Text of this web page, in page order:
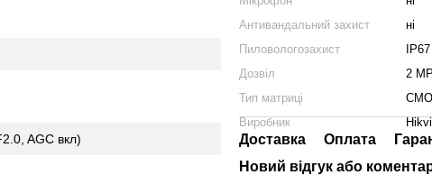
AGC вкл)
Антивандальний захист
ні
Пиловологозахист
IP67
Дозвіл
2
Тип матриці
Виробник
Доставка Оплата
Новий відгук або